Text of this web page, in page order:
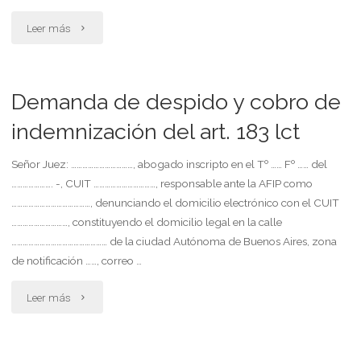
Leer más "Demanda
acción
redhibitoria,
el
fin
Demanda de despido y cobro de
indemnización del art. 183 lct
Señor Juez: ……………………………, abogado inscripto en el Tº …… Fº …… del
…………………. -, CUIT ……………………………, responsable ante la AFIP como
……………………………………, denunciando el domicilio electrónico con el CUIT
…………………………, constituyendo el domicilio legal en la calle
…………………………………………… de la ciudad Autónoma de Buenos Aires, zona
de notificación ……, correo …
Leer más "Demanda